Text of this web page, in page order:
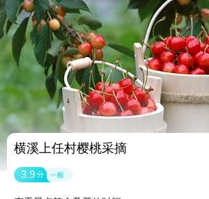
横溪上任村樱桃采摘
3.9 分 一般
